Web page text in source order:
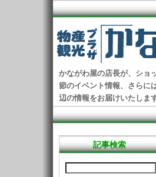
かながわ屋の店長が、ショ
節のイベント情報、さらに
辺の情報をお届けいたします
記事検索